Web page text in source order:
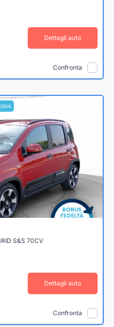
Dettagli auto
Confronta
S&S 70CV
Dettagli auto
Confronta